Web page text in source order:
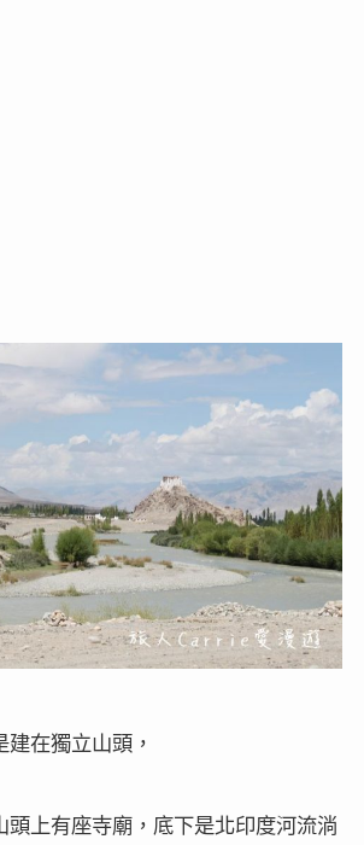
在獨立山頭，
頭上有座寺廟，底下是北印度河流淌